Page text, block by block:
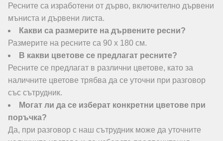
Ресните са изработени от дърво, включително дървени
мъниста и дървени листа.
Какви са размерите на дървените ресни?
Размерите на ресните са 90 х 180 см.
В какви цветове се предлагат ресните?
Ресните се предлагат в различни цветове, като за
наличните цветове трябва да се уточни при разговор
със сътрудник.
Могат ли да се изберат конкретни цветове при
поръчка?
Да, при разговор с наш сътрудник може да уточните